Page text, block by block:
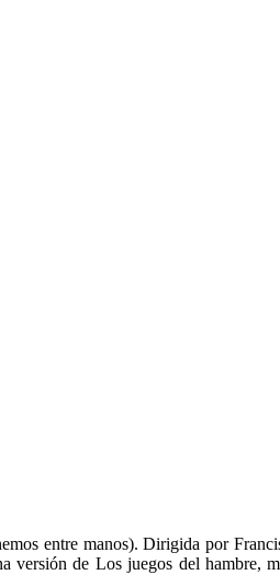
entre manos). Dirigida por
versión de Los juegos del hambre,